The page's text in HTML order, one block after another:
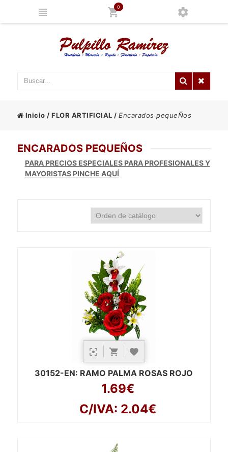
0
Inicio /FLOR ARTIFICIAL /Encarados pequeÑos
ENCARADOS PEQUEÑOS
PARA PRECIOS ESPECIALES PARA PROFESIONALES Y
MAYORISTAS PINCHE AQUÍ
30152-EN: RAMO PALMA ROSAS ROJO
1.69€
C/IVA: 2.04€